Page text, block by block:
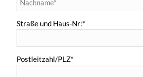
Straße und Haus-Nr:*
Postleitzahl/PLZ*